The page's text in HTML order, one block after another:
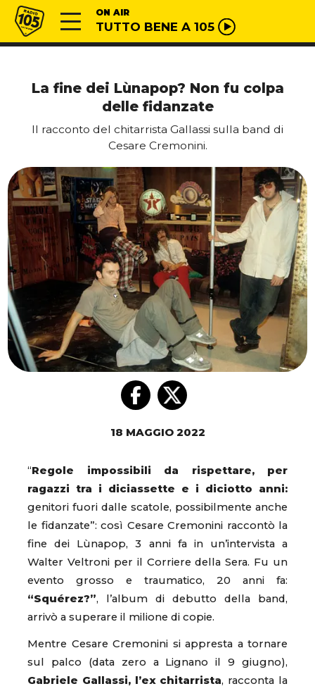
Vai al contenuto
Radio 105 ON AIR
TUTTO BENE A 105
La fine dei Lùnapop? Non fu colpa
delle fidanzate
Il racconto del chitarrista Gallassi sulla band di
Cesare Cremonini.
18 MAGGIO 2022
“Regole impossibili da rispettare, per
ragazzi tra i diciassette e i diciotto anni:
genitori fuori dalle scatole, possibilmente anche
le fidanzate”: così Cesare Cremonini raccontò la
fine dei Lùnapop, 3 anni fa in un’intervista a
Walter Veltroni per il Corriere della Sera. Fu un
evento grosso e traumatico, 20 anni fa:
“Squérez?”, l’album di debutto della band,
arrivò a superare il milione di copie.
Mentre Cesare Cremonini si appresta a tornare
sul palco (data zero a Lignano il 9 giugno),
Gabriele Gallassi, l’ex chitarrista, racconta la